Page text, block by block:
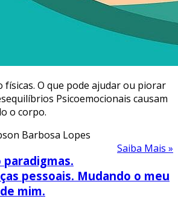
físicas. O que pode ajudar ou piorar
Psicoemocionais causam
o corpo.
Barbosa Lopes
Saiba Mais »
pessoais. Mudando o meu
mim.